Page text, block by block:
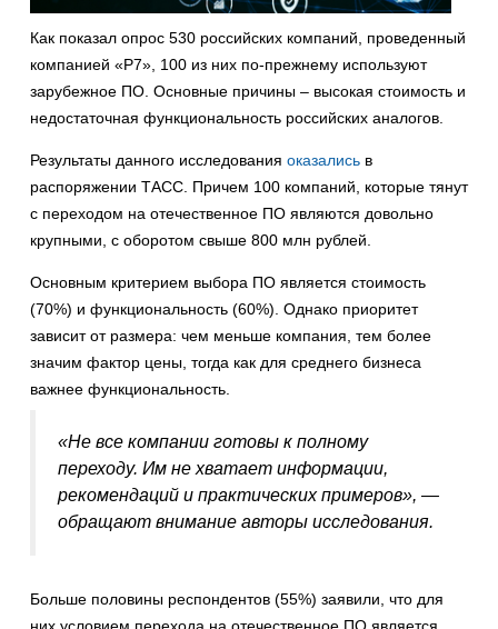
Как показал опрос 530 российских компаний, проведенный
компанией «Р7», 100 из них по-прежнему используют
зарубежное ПО. Основные причины – высокая стоимость и
недостаточная функциональность российских аналогов.
Результаты данного исследования оказались в
распоряжении ТАСС. Причем 100 компаний, которые тянут
с переходом на отечественное ПО являются довольно
крупными, с оборотом свыше 800 млн рублей.
Основным критерием выбора ПО является стоимость
(70%) и функциональность (60%). Однако приоритет
зависит от размера: чем меньше компания, тем более
значим фактор цены, тогда как для среднего бизнеса
важнее функциональность.
«Не все компании готовы к полному
переходу. Им не хватает информации,
рекомендаций и практических примеров», —
обращают внимание авторы исследования.
Больше половины респондентов (55%) заявили, что для